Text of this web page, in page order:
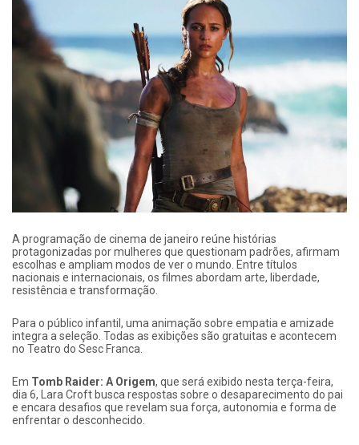
A programação de cinema de janeiro reúne histórias
protagonizadas por mulheres que questionam padrões, afirmam
escolhas e ampliam modos de ver o mundo. Entre títulos
nacionais e internacionais, os filmes abordam arte, liberdade,
resistência e transformação.
Para o público infantil, uma animação sobre empatia e amizade
integra a seleção. Todas as exibições são gratuitas e acontecem
no Teatro do Sesc Franca.
Em Tomb Raider: A Origem, que será exibido nesta terça-feira,
dia 6, Lara Croft busca respostas sobre o desaparecimento do pai
e encara desafios que revelam sua força, autonomia e forma de
enfrentar o desconhecido.